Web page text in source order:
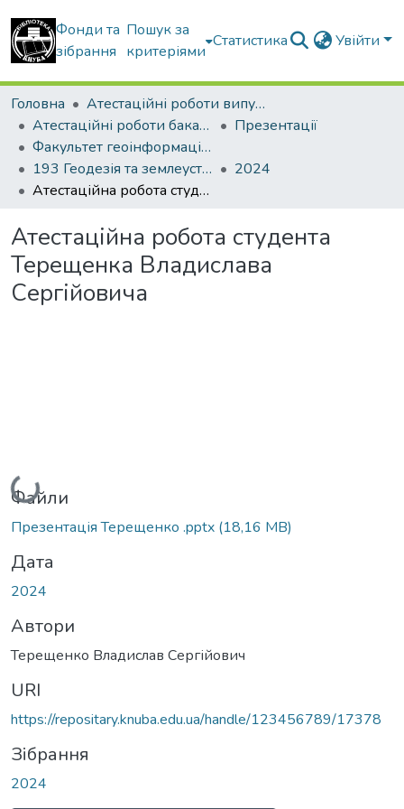
Фонди та
зібрання
Пошук за
критеріями
Статистика Увійти
Головна
Атестаційні роботи випускників
Атестаційні роботи бакалаврів
Презентації
Факультет геоінформаційних систем та управління територіями
193 Геодезія та землеустрій. Геодезія
2024
Атестаційна робота студента Терещенка Владислава Сергійовича
Атестаційна робота студента
Терещенка Владислава
Сергійовича
Вантажиться...
Файли
Презентація Терещенко .pptx (18,16 MB)
Дата
2024
Автори
Терещенко Владислав Сергійович
URI
https://repositary.knuba.edu.ua/handle/123456789/17378
Зібрання
2024